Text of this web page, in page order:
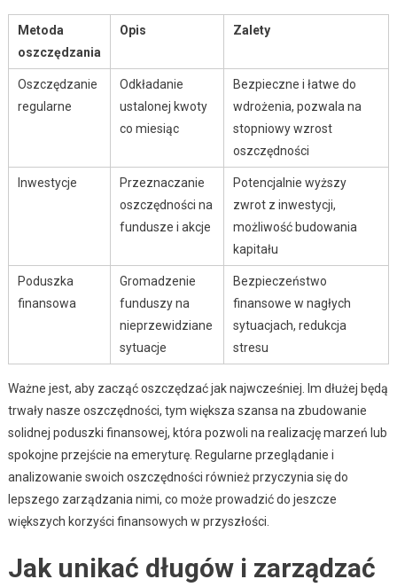
Metoda
oszczędzania
Opis Zalety
Oszczędzanie
regularne
Odkładanie
ustalonej kwoty
co miesiąc
Bezpieczne i łatwe do
wdrożenia, pozwala na
stopniowy wzrost
oszczędności
Inwestycje
Przeznaczanie
oszczędności na
fundusze i akcje
Potencjalnie wyższy
zwrot z inwestycji,
możliwość budowania
kapitału
Poduszka
finansowa
Gromadzenie
funduszy na
nieprzewidziane
sytuacje
Bezpieczeństwo
finansowe w nagłych
sytuacjach, redukcja
stresu
Ważne jest, aby zacząć oszczędzać jak najwcześniej. Im dłużej będą
trwały nasze oszczędności, tym większa szansa na zbudowanie
solidnej poduszki finansowej, która pozwoli na realizację marzeń lub
spokojne przejście na emeryturę. Regularne przeglądanie i
analizowanie swoich oszczędności również przyczynia się do
lepszego zarządzania nimi, co może prowadzić do jeszcze
większych korzyści finansowych w przyszłości.
Jak unikać długów i zarządzać